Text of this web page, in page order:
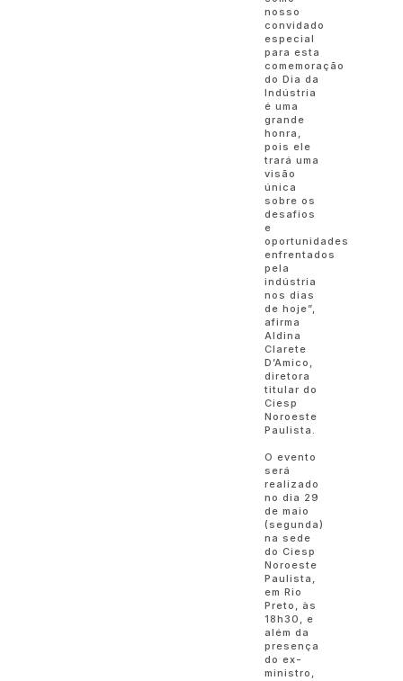
nosso
convidado
especial
para esta
comemoração
do Dia da
Indústria
é uma
grande
honra,
pois ele
trará uma
visão
única
sobre os
desafios
e
oportunidades
enfrentados
pela
indústria
nos dias
de hoje”,
afirma
Aldina
Clarete
D’Amico,
diretora
titular do
Ciesp
Noroeste
Paulista.
O evento
será
realizado
no dia 29
de maio
(segunda)
na sede
do Ciesp
Noroeste
Paulista,
em Rio
Preto, às
18h30, e
além da
presença
do ex-
ministro,